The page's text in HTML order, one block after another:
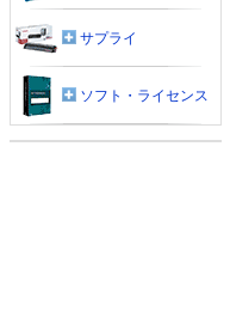
サプライ
ソフト・ライセンス